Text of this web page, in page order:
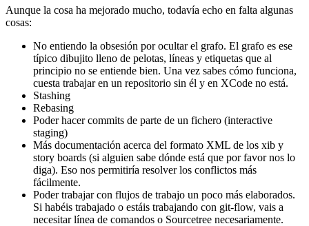
Aunque la cosa ha mejorado mucho, todavía echo en falta algunas
cosas:
No entiendo la obsesión por ocultar el grafo. El grafo es ese
típico dibujito lleno de pelotas, líneas y etiquetas que al
principio no se entiende bien. Una vez sabes cómo funciona,
cuesta trabajar en un repositorio sin él y en XCode no está.
Stashing
Rebasing
Poder hacer commits de parte de un fichero (interactive
staging)
Más documentación acerca del formato XML de los xib y
story boards (si alguien sabe dónde está que por favor nos lo
diga). Eso nos permitiría resolver los conflictos más
fácilmente.
Poder trabajar con flujos de trabajo un poco más elaborados.
Si habéis trabajado o estáis trabajando con git-flow, vais a
necesitar línea de comandos o Sourcetree necesariamente.